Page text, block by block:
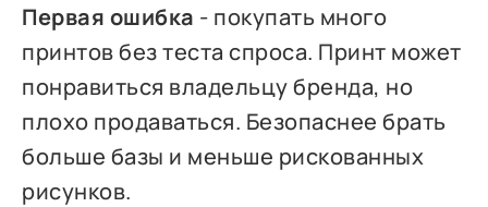
Первая ошибка - покупать много
принтов без теста спроса. Принт может
понравиться владельцу бренда, но
плохо продаваться. Безопаснее брать
больше базы и меньше рискованных
рисунков.